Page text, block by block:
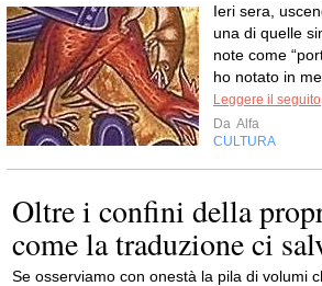
Ieri sera,
una di quelle
note come
ho notato in
Leggere il seguito
Da Alfa
CULTURA
Oltre i confini della
come la traduzione ci
Se osserviamo con onestà la pila di volumi